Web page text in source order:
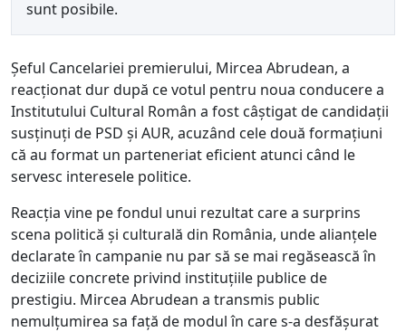
sunt posibile.
Șeful Cancelariei premierului, Mircea Abrudean, a
reacționat dur după ce votul pentru noua conducere a
Institutului Cultural Român a fost câștigat de candidații
susținuți de PSD și AUR, acuzând cele două formațiuni
că au format un parteneriat eficient atunci când le
servesc interesele politice.
Reacția vine pe fondul unui rezultat care a surprins
scena politică și culturală din România, unde alianțele
declarate în campanie nu par să se mai regăsească în
deciziile concrete privind instituțiile publice de
prestigiu. Mircea Abrudean a transmis public
nemulțumirea sa față de modul în care s-a desfășurat